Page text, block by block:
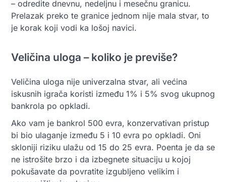
– odredite dnevnu, nedeljnu i mesečnu granicu.
Prelazak preko te granice jednom nije mala stvar, to
je korak koji vodi ka lošoj navici.
Veličina uloga – koliko je previše?
Veličina uloga nije univerzalna stvar, ali većina
iskusnih igrača koristi između 1% i 5% svog ukupnog
bankrola po opkladi.
Ako vam je bankrol 500 evra, konzervativan pristup
bi bio ulaganje između 5 i 10 evra po opkladi. Oni
skloniji riziku ulažu od 15 do 25 evra. Poenta je da se
ne istrošite brzo i da izbegnete situaciju u kojoj
pokušavate da povratite izgubljeno velikim i